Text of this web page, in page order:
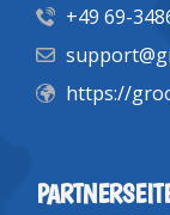
+49 69-
https://